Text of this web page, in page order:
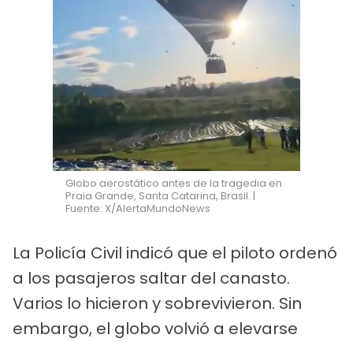
Globo aerostático antes de la tragedia en
Praia Grande, Santa Catarina, Brasil. |
Fuente: X/AlertaMundoNews
La Policía Civil indicó que el piloto ordenó
a los pasajeros saltar del canasto.
Varios lo hicieron y sobrevivieron. Sin
embargo, el globo volvió a elevarse